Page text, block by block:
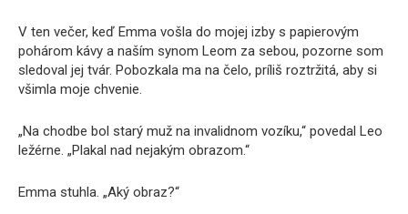
V ten večer, keď Emma vošla do mojej izby s papierovým
pohárom kávy a naším synom Leom za sebou, pozorne som
sledoval jej tvár. Pobozkala ma na čelo, príliš roztržitá, aby si
všimla moje chvenie.
„Na chodbe bol starý muž na invalidnom vozíku,“ povedal Leo
ležérne. „Plakal nad nejakým obrazom.“
Emma stuhla. „Aký obraz?“